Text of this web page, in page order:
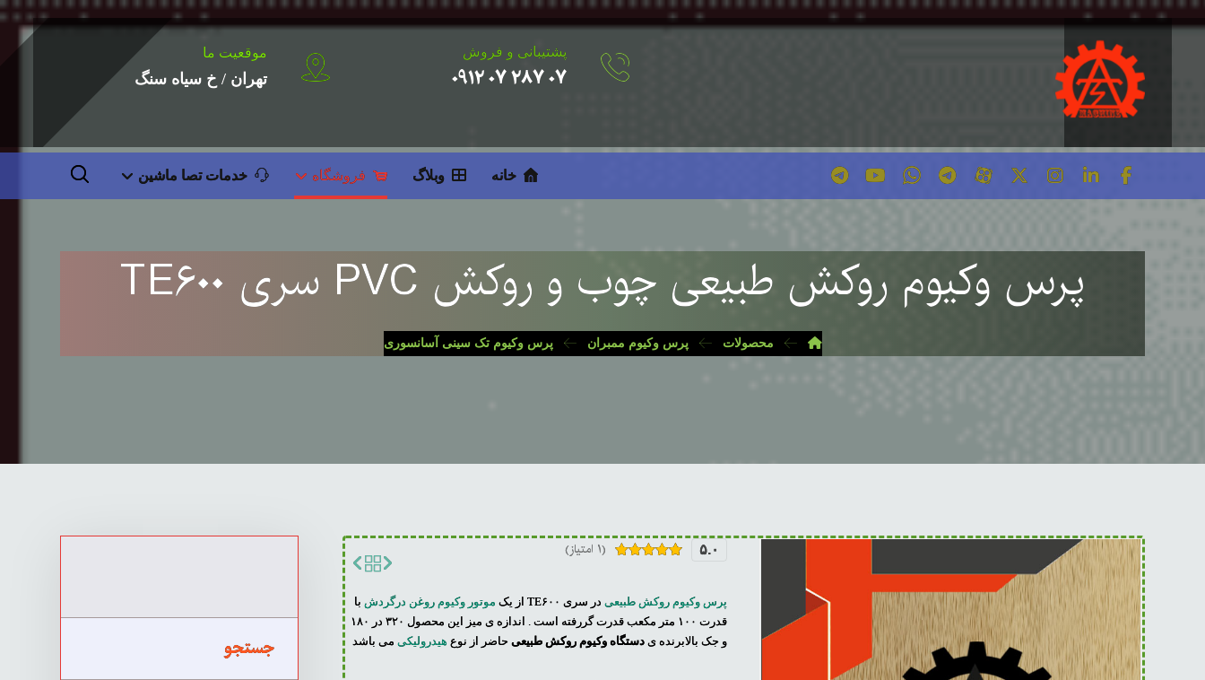
پشتیبانی و فروش
۰۷ ۲۸۷ ۰۷ ۰۹۱۲
موقعیت ما
تهران / خ سیاه سنگ
خانه وبلاگ فروشگاه خدمات تصا ماشین
پرس وکیوم روکش طبیعی چوب و روکش PVC سری TE۶۰۰
محصولات پرس وکیوم ممبران پرس وکیوم تک سینی آسانسوری
۵.۰
امتیازدهی
مشتری
(۱ امتیاز)
پرس وکیوم روکش طبیعیدر سری TE۶۰۰ از یک موتور وکیوم روغن درگردشبا
قدرت ۱۰۰ متر مکعب قدرت گررفته است . اندازه ی میز این محصول ۳۲۰ در ۱۸۰
و جک بالابرنده ی دستگاه وکیوم روکش طبیعیحاضر از نوع هیدرولیکیمی باشد جستجو